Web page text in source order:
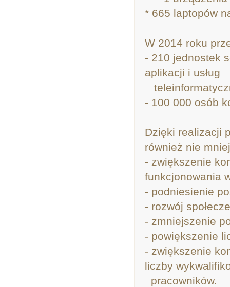
* 665 laptopów
W 2014 roku
- 210 jednostek
aplikacji i usług
- 100 000 osób
Dzięki realizacji
również nie
- zwiększenie
funkcjonowania
- podniesienie
- rozwój
- zmniejszenie
- powiększenie
- zwiększenie
liczby
pracowników.